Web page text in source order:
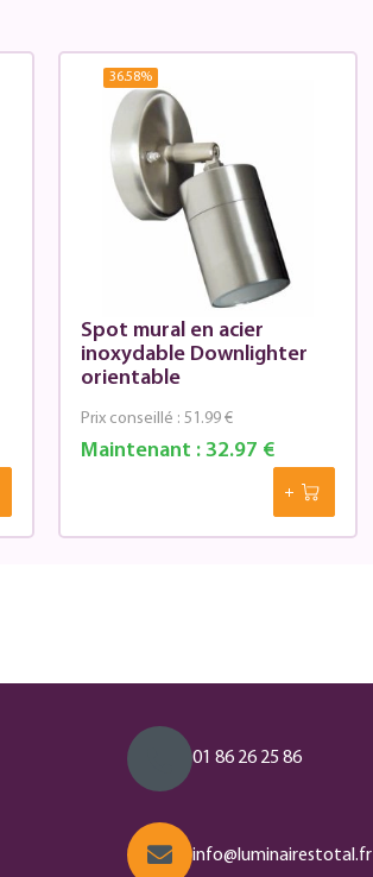
36.58%
Spot mural en acier
inoxydable Downlighter
orientable
Maintenant : 32.97 €
Prix conseillé : 51.99 €
01 86 26 25 86
info@luminairestotal.fr